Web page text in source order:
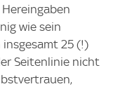
wie sein
25 (!)
Seitenlinie nicht